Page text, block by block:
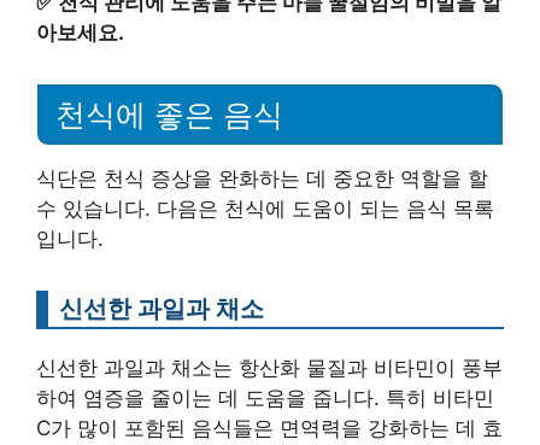
아보세요.
천식에 좋은 음식
식단은 천식 증상을 완화하는 데 중요한 역할을 할
수 있습니다. 다음은 천식에 도움이 되는 음식 목록
입니다.
신선한 과일과 채소
신선한 과일과 채소는 항산화 물질과 비타민이 풍부
하여 염증을 줄이는 데 도움을 줍니다. 특히 비타민
C가 많이 포함된 음식들은 면역력을 강화하는 데 효